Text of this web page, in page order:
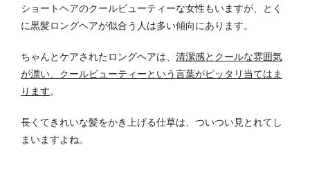
ショートヘアのクールビューティーな女性もいますが、とく
に黒髪ロングヘアが似合う人は多い傾向にあります。
ちゃんとケアされたロングヘアは、 清潔感とクールな雰囲気
が漂い、クールビューティーという言葉がピッタリ当てはま
ります。
長くてきれいな髪をかき上げる仕草は、ついつい見とれてし
まいますよね。